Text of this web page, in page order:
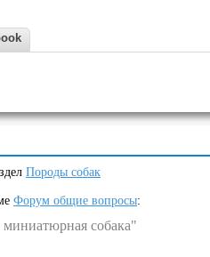
Породы собак
Форум общие вопросы:
собака"